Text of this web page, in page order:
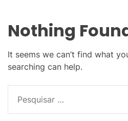
Nothing
It seems we can’t find what
searching can help.
por: